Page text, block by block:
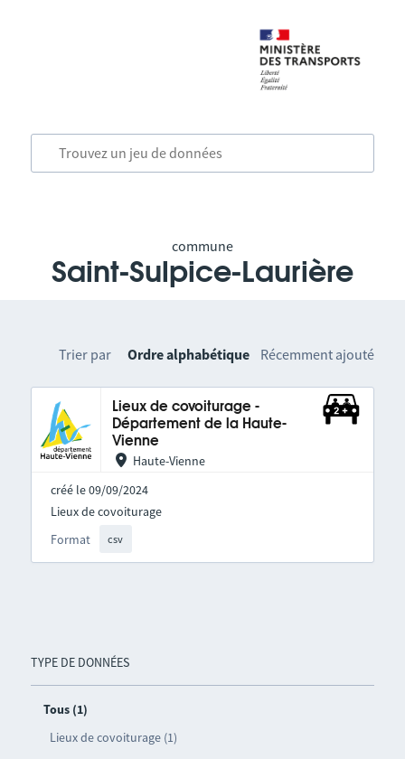
commune
Saint-Sulpice-Laurière
TYPE DE DONNÉES
Tous (1)
Lieux de covoiturage (1)
Trier par Ordre alphabétique Récemment ajouté
Lieux de covoiturage -
Département de la Haute-
Vienne
Haute-Vienne
créé le 09/09/2024
Format csv
Lieux de covoiturage